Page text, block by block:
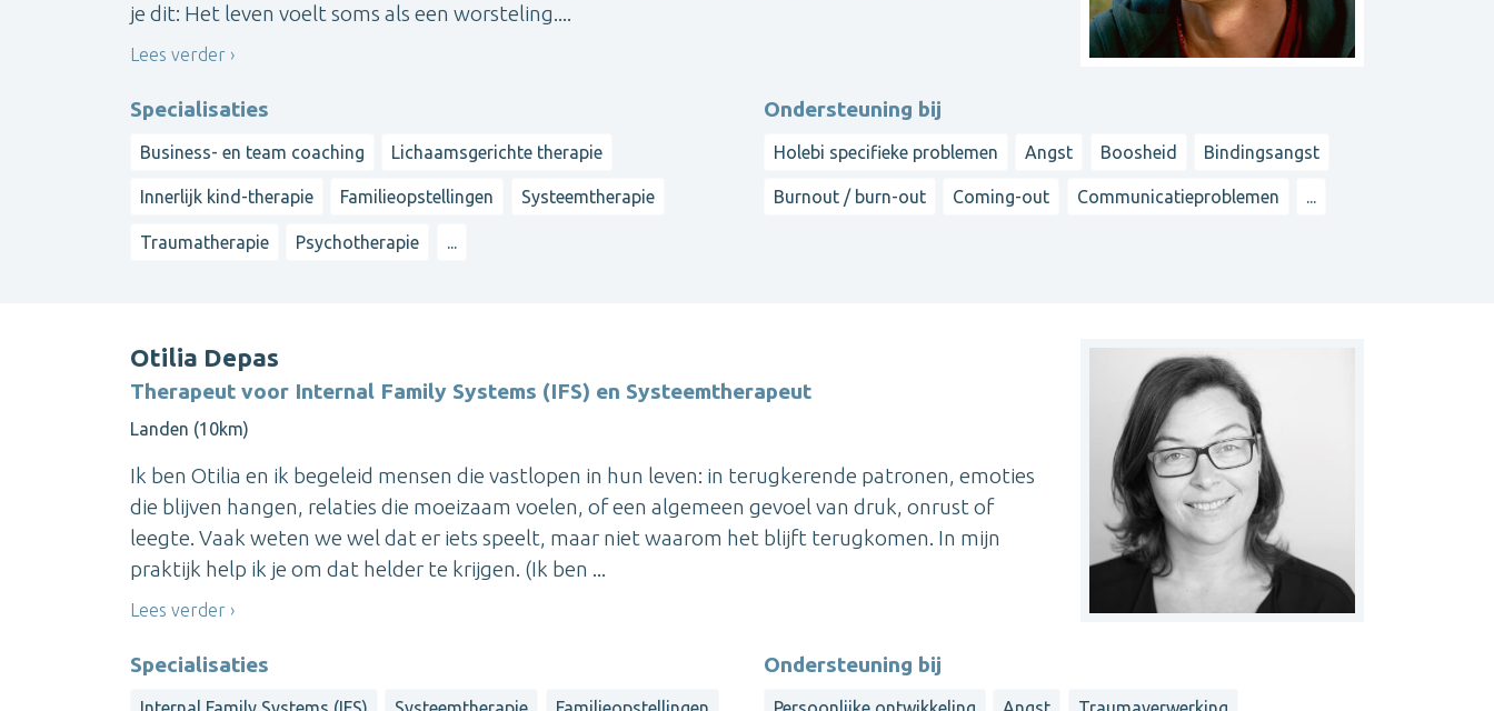
je dit: Het leven voelt soms als een worsteling....
Lees verder
Specialisaties
Business- en team coaching Lichaamsgerichte therapie
Innerlijk kind-therapie Familieopstellingen Systeemtherapie
Traumatherapie Psychotherapie
Ondersteuning bij
Holebi specifieke problemen Angst Boosheid Bindingsangst
Burnout / burn-out Coming-out Communicatieproblemen ...
Otilia Depas
Therapeut voor Internal Family Systems (IFS) en Systeemtherapeut
Landen (10km)
Ik ben Otilia en ik begeleid mensen die vastlopen in hun leven: in terugkerende patronen, emoties
die blijven hangen, relaties die moeizaam voelen, of een algemeen gevoel van druk, onrust of
leegte. Vaak weten we wel dat er iets speelt, maar niet waarom het blijft terugkomen. In mijn
praktijk help ik je om dat helder te krijgen. (Ik ben ...
Lees verder
Specialisaties Ondersteuning bij